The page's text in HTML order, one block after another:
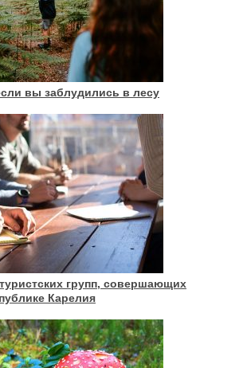
вы заблудились в лесу
групп, совершающих
Карелия